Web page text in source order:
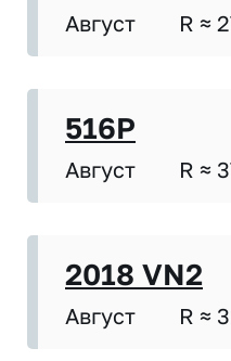
Август R ≈
516P
Август R ≈
2018 VN2
Август R ≈